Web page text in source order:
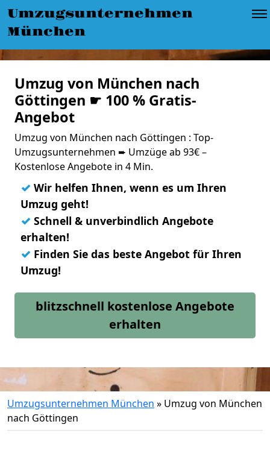
Umzugsunternehmen
München
Umzug von München nach
Göttingen ☛ 100 % Gratis-
Angebot
Umzug von München nach Göttingen : Top-
Umzugsunternehmen ➨ Umzüge ab 93€ –
Kostenlose Angebote in 4 Min.
✓ Wir helfen Ihnen, wenn es um Ihren
Umzug geht!
✓ Schnell & unverbindlich Angebote
erhalten!
✓ Finden Sie das beste Angebot für Ihren
Umzug!
blitzschnell kostenlose Angebote
erhalten
Umzugsunternehmen München » Umzug von München
nach Göttingen